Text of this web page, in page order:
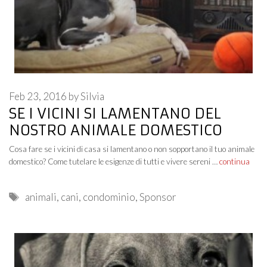
SE I VICINI SI LAMENTANO DEL
NOSTRO ANIMALE DOMESTICO
Feb 23, 2016 bySilvia
Cosa fare se i vicini di casa si lamentano o non sopportano il tuo animale
domestico? Come tutelare le esigenze di tutti e vivere sereni …continua
Tags
animali, cani, condominio,Sponsor